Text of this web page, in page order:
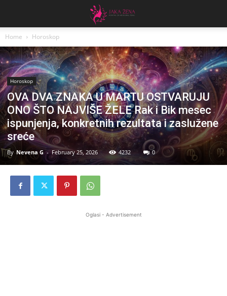
Home Horoskop
Horoskop
OVA DVA ZNAKA U MARTU OSTVARUJU
ONO ŠTO NAJVIŠE ŽELE Rak i Bik mesec
ispunjenja, konkretnih rezultata i zaslužene
sreće
By Nevena G - February 25, 2026 4232 0
Oglasi - Advertisement